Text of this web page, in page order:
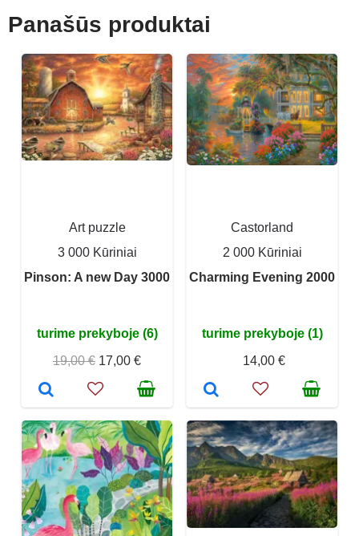
Panašūs produktai
Art puzzle
3 000 Kūriniai
Pinson: A new Day 3000
turime prekyboje (6)
19,00 € 17,00 €
Castorland
2 000 Kūriniai
Charming Evening 2000
turime prekyboje (1)
14,00 €